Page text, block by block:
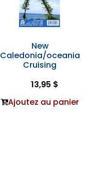
New
Caledonia/oceania
Cruising
13,95 $
Ajoutez au panier